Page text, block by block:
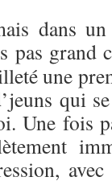
dans
pas grand
une
qui
Une fois